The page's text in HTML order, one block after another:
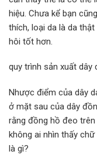
hiệu. Chưa kể bạn
thích, loại da là da
hôi tốt hơn.
quy trình sản xuất
Nhược điểm của dây
ở mặt sau của dây
rằng đồng hồ đeo
không ai nhìn thấy
là gì?